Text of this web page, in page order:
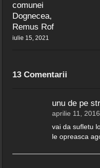
comunei
Dognecea,
Remus Rof
iulie 15, 2021
13 Comentarii
unu de pe
aprilie 11,
vai da sufletu
le opreasca